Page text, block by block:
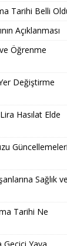
Tarihi Belli
Açıklanması
Öğrenme
Değiştirme
Hasılat Elde
Güncellemeleri
Sağlık ve
Tarihi Ne